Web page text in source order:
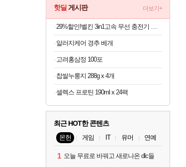
핫딜 게시판 더보기+
29%할인!벨킨 3in1고속 무선 충전기 갤럭시S26 아이폰17 호환
알러지케어 경추 베개
고려홍삼정 100포
찹쌀누룽지 288g x 4개
셀렉스 프로틴 190ml x 24팩
최근 HOT한 콘텐츠
몬헌 게임 IT 유머 연예
1 오늘 무료로 바꿔고 새로나온 dlc들